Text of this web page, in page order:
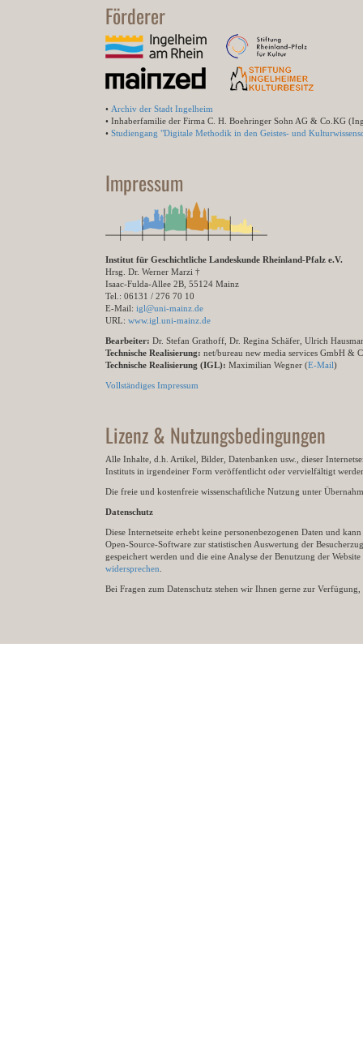
Förderer
• Archiv der Stadt Ingelheim
• Inhaberfamilie der Firma C. H. Boehringer Sohn AG & Co.KG
• Studiengang "Digitale Methodik in den Geistes- und
Impressum
Institut für Geschichtliche Landeskunde Rheinland-Pfalz e.V.
Hrsg. Dr. Werner Marzi †
Isaac-Fulda-Allee 2B, 55124 Mainz
Tel.: 06131 / 276 70 10
E-Mail: igl@uni-mainz.de
URL: www.igl.uni-mainz.de
Bearbeiter: Dr. Stefan Grathoff, Dr. Regina Schäfer, Ulrich
Technische Realisierung: net/bureau new media services GmbH &
Technische Realisierung (IGL): Maximilian Wegner (E-Mail)
Vollständiges Impressum
Lizenz & Nutzungsbedingungen
Alle Inhalte, d.h. Artikel, Bilder, Datenbanken usw., dieser
Instituts in irgendeiner Form veröffentlicht oder vervielfältigt
Die freie und kostenfreie wissenschaftliche Nutzung unter
Datenschutz
Diese Internetseite erhebt keine personenbezogenen Daten und
Open-Source-Software zur statistischen Auswertung der
gespeichert werden und die eine Analyse der Benutzung der
widersprechen
Bei Fragen zum Datenschutz stehen wir Ihnen gerne zur